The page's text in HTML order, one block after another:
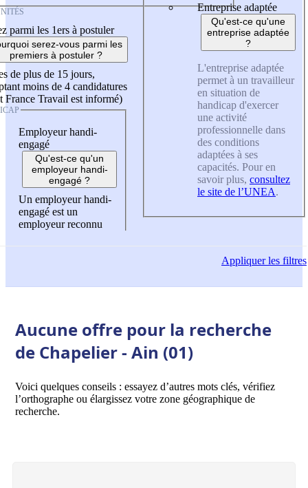
parmi les 1ers à postuler
serez-vous parmi les
premiers à postuler ?
de plus de 15 jours,
moins de 4 candidatures
France Travail est informé)
Employeur handi-
engagé
Qu'est-ce qu'un
employeur handi-
engagé ?
Un employeur handi-
engagé est un
employeur reconnu
Entreprise adaptée
Qu'est-ce qu'une
entreprise adaptée
?
L'entreprise adaptée
permet à un travailleur
en situation de
handicap d'exercer
une activité
professionnelle dans
des conditions
adaptées à ses
capacités. Pour en
savoir plus, consultez
le site de l’UNEA.
Appliquerles filtres
Aucune offre pour la recherche
de Chapelier - Ain (01)
Voici quelques conseils : essayez d’autres mots clés, vérifiez
l’orthographe ou élargissez votre zone géographique de
recherche.